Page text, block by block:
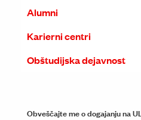
Alumni
Karierni centri
Obštudijska dejavnost
Obveščajte me o dogajanju na